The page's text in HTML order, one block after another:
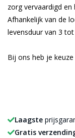
zorg vervaardigd
Afhankelijk van de
levensduur van 3
Bij ons heb je
Laagste
Gratis